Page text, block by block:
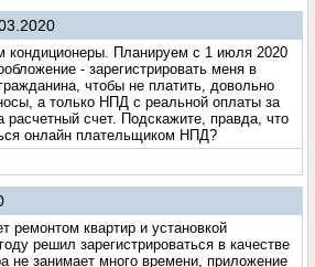
кондиционеры. Планируем с 1 июля 2020
- зарегистрировать меня в
чтобы не платить, довольно
а только НПД с реальной оплаты за
счет. Подскажите, правда, что
онлайн плательщиком НПД?
ремонтом квартир и установкой
решил зарегистрироваться в качестве
не занимает много времени, приложение